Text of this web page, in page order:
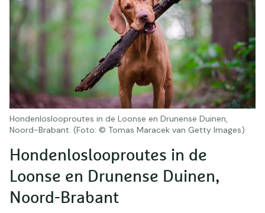
Hondenloslooproutes in de
Loonse en Drunense Duinen,
Noord-Brabant
Hondenloslooproutes in de Loonse en Drunense Duinen,
Noord-Brabant. (Foto: © Tomas Maracek van Getty Images)